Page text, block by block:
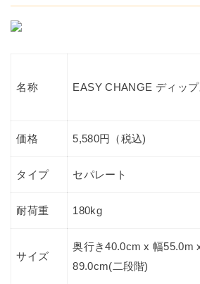
名称 EASY CHANGE ディップ
価格 5,580円（税込)
タイプ セパレート
耐荷重 180kg
サイズ
奥行き40.0cm x 幅55.0m
89.0cm(二段階)